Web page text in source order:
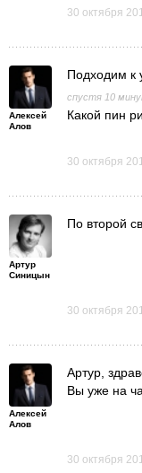
30 октября
Алексей
Алов
Подходим к
спустя 10
Какой пин
30 октября
Артур
Синицын
По второй
30 октября
Алексей
Алов
Артур,
Вы уже на
30 октября